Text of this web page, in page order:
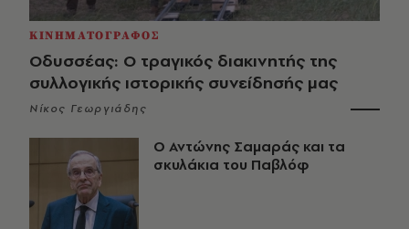
ΚΙΝΗΜΑΤΟΓΡΑΦΟΣ
Οδυσσέας: Ο τραγικός διακινητής της
συλλογικής ιστορικής συνείδησής μας
Νίκος Γεωργιάδης
Ο Αντώνης Σαμαράς και τα
σκυλάκια του Παβλόφ